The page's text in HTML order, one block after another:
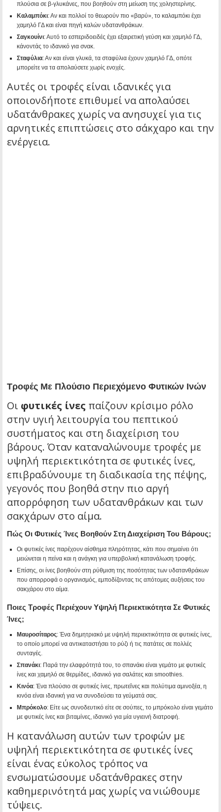
πλούσια σε β-γλυκάνες, που βοηθούν στη μείωση της χοληστερίνης.
Καλαμπόκι: Αν και πολλοί το θεωρούν πιο «βαρύ», το καλαμπόκι έχει
χαμηλό ΓΔ και είναι πηγή καλών υδατανθράκων.
Σαγκουίνι: Αυτό το εσπεριδοειδές έχει εξαιρετική γεύση και χαμηλό ΓΔ,
κάνοντάς το ιδανικό για σνακ.
Σταφύλια: Αν και είναι γλυκά, τα σταφύλια έχουν χαμηλό ΓΔ, οπότε
μπορείτε να τα απολαύσετε χωρίς ενοχές.
Αυτές οι τροφές είναι ιδανικές για
οποιονδήποτε επιθυμεί να απολαύσει
υδατάνθρακες χωρίς να ανησυχεί για τις
αρνητικές επιπτώσεις στο σάκχαρο και την
ενέργεια.
Τροφές Με Πλούσιο Περιεχόμενο Φυτικών Ινών
Οι φυτικές ίνες παίζουν κρίσιμο ρόλο
στην υγιή λειτουργία του πεπτικού
συστήματος και στη διαχείριση του
βάρους. Όταν καταναλώνουμε τροφές με
υψηλή περιεκτικότητα σε φυτικές ίνες,
επιβραδύνουμε τη διαδικασία της πέψης,
γεγονός που βοηθά στην πιο αργή
απορρόφηση των υδατανθράκων και των
σακχάρων στο αίμα.
Πώς Οι Φυτικές Ίνες Βοηθούν Στη Διαχείριση Του Βάρους;
Οι φυτικές ίνες παρέχουν αίσθημα πληρότητας, κάτι που σημαίνει ότι
μειώνεται η πείνα και η ανάγκη για υπερβολική κατανάλωση τροφής.
Επίσης, οι ίνες βοηθούν στη ρύθμιση της ποσότητας των υδατανθράκων
που απορροφά ο οργανισμός, εμποδίζοντας τις απότομες αυξήσεις του
σακχάρου στο αίμα.
Ποιες Τροφές Περιέχουν Υψηλή Περιεκτικότητα Σε Φυτικές
Ίνες;
Μαυροσίταρος: Ένα δημητριακό με υψηλή περιεκτικότητα σε φυτικές ίνες,
το οποίο μπορεί να αντικαταστήσει το ρύζι ή τις πατάτες σε πολλές
συνταγές.
Σπανάκι: Παρά την ελαφρότητά του, το σπανάκι είναι γεμάτο με φυτικές
ίνες και χαμηλό σε θερμίδες, ιδανικό για σαλάτες και smoothies.
Κινόα: Ένα πλούσιο σε φυτικές ίνες, πρωτεΐνες και πολύτιμα αμινοξέα, η
κινόα είναι ιδανική για να συνοδεύσει τα γεύματά σας.
Μπρόκολο: Είτε ως συνοδευτικό είτε σε σούπες, το μπρόκολο είναι γεμάτο
με φυτικές ίνες και βιταμίνες, ιδανικό για μία υγιεινή διατροφή.
Η κατανάλωση αυτών των τροφών με
υψηλή περιεκτικότητα σε φυτικές ίνες
είναι ένας εύκολος τρόπος να
ενσωματώσουμε υδατάνθρακες στην
καθημερινότητά μας χωρίς να νιώθουμε
τύψεις.